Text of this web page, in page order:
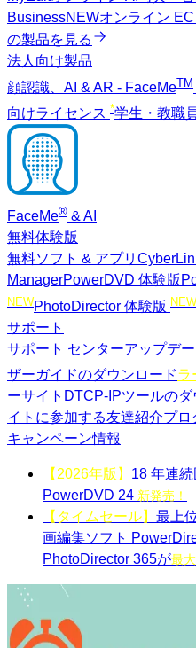
BusinessNEWオンライン
の製品を見る
法人向け製品
顔認識、AI & AR - FaceMeTM
向けライセンス *学生・教職
FaceMe® & AI
無料体験版
無料ソフト & アプリ
ManagerPowerDVD 体験版
NEWPhotoDirector 体験版 NEW
サポート
サポート センターアップデ
ザーガイドのダウンロードラ
ーサイト DTCP-IPツールのダ
イトに参加する友達紹介プロ
キャンペーン情報
【2026年版】 18 年連
PowerDVD 24 新発売！
【タイムセール】 最上
画編集ソフト
PhotoDirector 365が最